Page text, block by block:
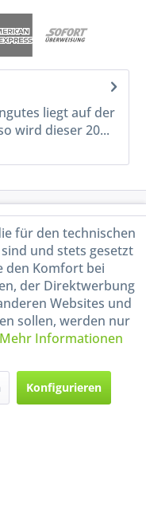
liegt auf der
wird dieser 20...
für den technischen
und stets gesetzt
den Komfort bei
der Direktwerbung
Websites und
sollen, werden nur
Mehr Informationen
Konfigurieren